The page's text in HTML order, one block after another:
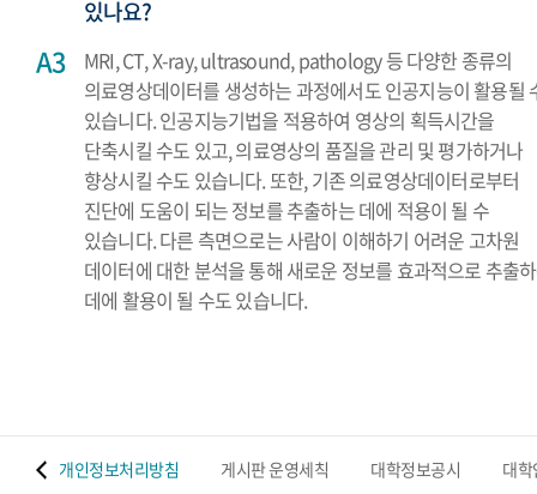
있나요?
MRI, CT, X-ray, ultrasound, pathology 등 다양한 종류의
의료영상데이터를 생성하는 과정에서도 인공지능이 활용될
있습니다. 인공지능기법을 적용하여 영상의 획득시간을
단축시킬 수도 있고, 의료영상의 품질을 관리 및 평가하거나
향상시킬 수도 있습니다. 또한, 기존 의료영상데이터로부터
진단에 도움이 되는 정보를 추출하는 데에 적용이 될 수
있습니다. 다른 측면으로는 사람이 이해하기 어려운 고차원
데이터에 대한 분석을 통해 새로운 정보를 효과적으로 추출
데에 활용이 될 수도 있습니다.
개인정보처리방침 게시판 운영세칙 대학정보공시 대